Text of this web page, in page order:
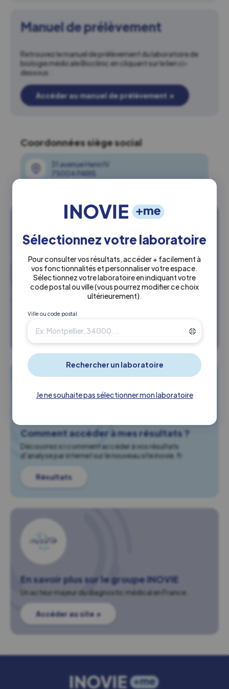
Sélectionnez votre laboratoire
Pour consulter vos résultats, accéder + facilement à
vos fonctionnalités et personnaliser votre espace.
Sélectionnez votre laboratoire en indiquant votre
code postal ou ville(vous pourrez modifier ce choix
ultérieurement)
Ville ou code postal
Je ne souhaite pas sélectionner mon laboratoire
Manuel de prélèvement
Retrouvez le manuel de prélèvement du laboratoire de
biologie médicale Bioclinic en cliquant sur le lien ci-
dessous :
Accéder au manuel de prélèvement ↗
Coordonnées siège social
31 avenue Henri IV
75004 PARIS
Trouvez un laboratoire Inovie à
proximité
Retrouvez l'ensemble de nos laboratoires, ou localisez le
Rechercher un labo
Comment accéder à mes résultats ?
Découvrez ici comment accéder à vos résultats
d'analyse par internet sur le nouveau site inovie.fr
Résultats
En savoir plus sur le groupe INOVIE
Un acteur majeur du diagnostic médical en France.
Accéder au site ↗